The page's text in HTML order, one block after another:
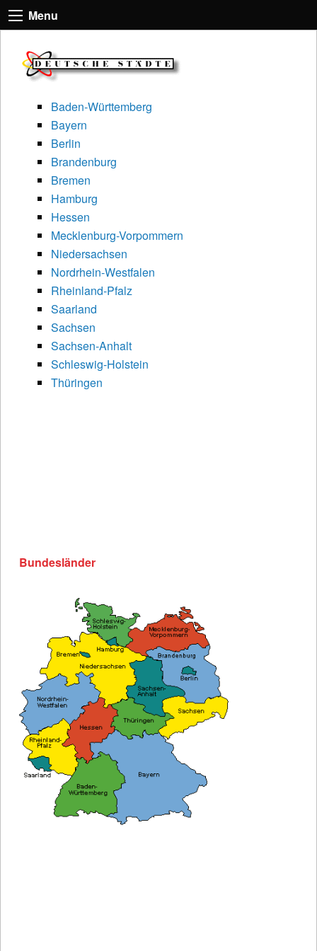
Menu
Baden-Württemberg
Bayern
Berlin
Brandenburg
Bremen
Hamburg
Hessen
Mecklenburg-Vorpommern
Niedersachsen
Nordrhein-Westfalen
Rheinland-Pfalz
Saarland
Sachsen
Sachsen-Anhalt
Schleswig-Holstein
Thüringen
Bundesländer